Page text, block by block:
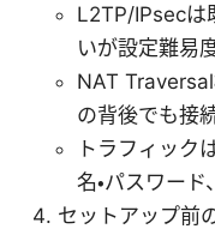
L2TP/IPsecは
いが設定難易
NAT
の背後でも接
トラフィック
名・パスワー
セットアップ前